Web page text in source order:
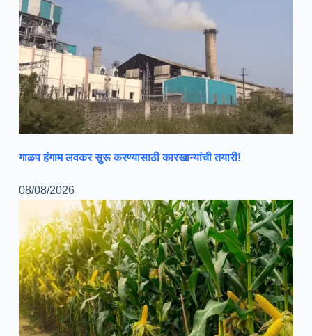
गाळप हंगाम लवकर सुरू करण्यासाठी कारखान्यांची तयारी!
08/08/2026